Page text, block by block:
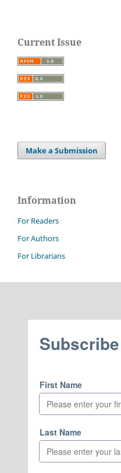
Current Issue
Make a Submission
Information
For Readers
For Authors
For Librarians